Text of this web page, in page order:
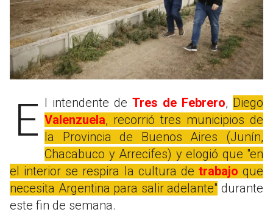
El intendente de Tres de Febrero, Diego
Valenzuela, recorrió tres municipios de
la Provincia de Buenos Aires (Junín,
Chacabuco y Arrecifes) y elogió que "en
el interior se respira la cultura de trabajo que
necesita Argentina para salir adelante" durante
este fin de semana.